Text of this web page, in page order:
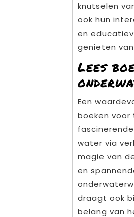
knutselen
ook hun
en
genieten
Lees
Een
boeken
water via
magie van
en
draagt ook
belang van